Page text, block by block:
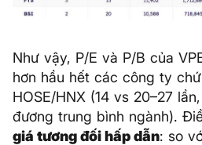
Như vậy, P/E và P/B của
hơn hầu hết các công ty
HOSE/HNX (14 vs 20–27
đương trung bình ngành).
giá tương đối hấp dẫn: so